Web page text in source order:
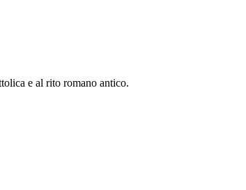
e al rito romano antico.